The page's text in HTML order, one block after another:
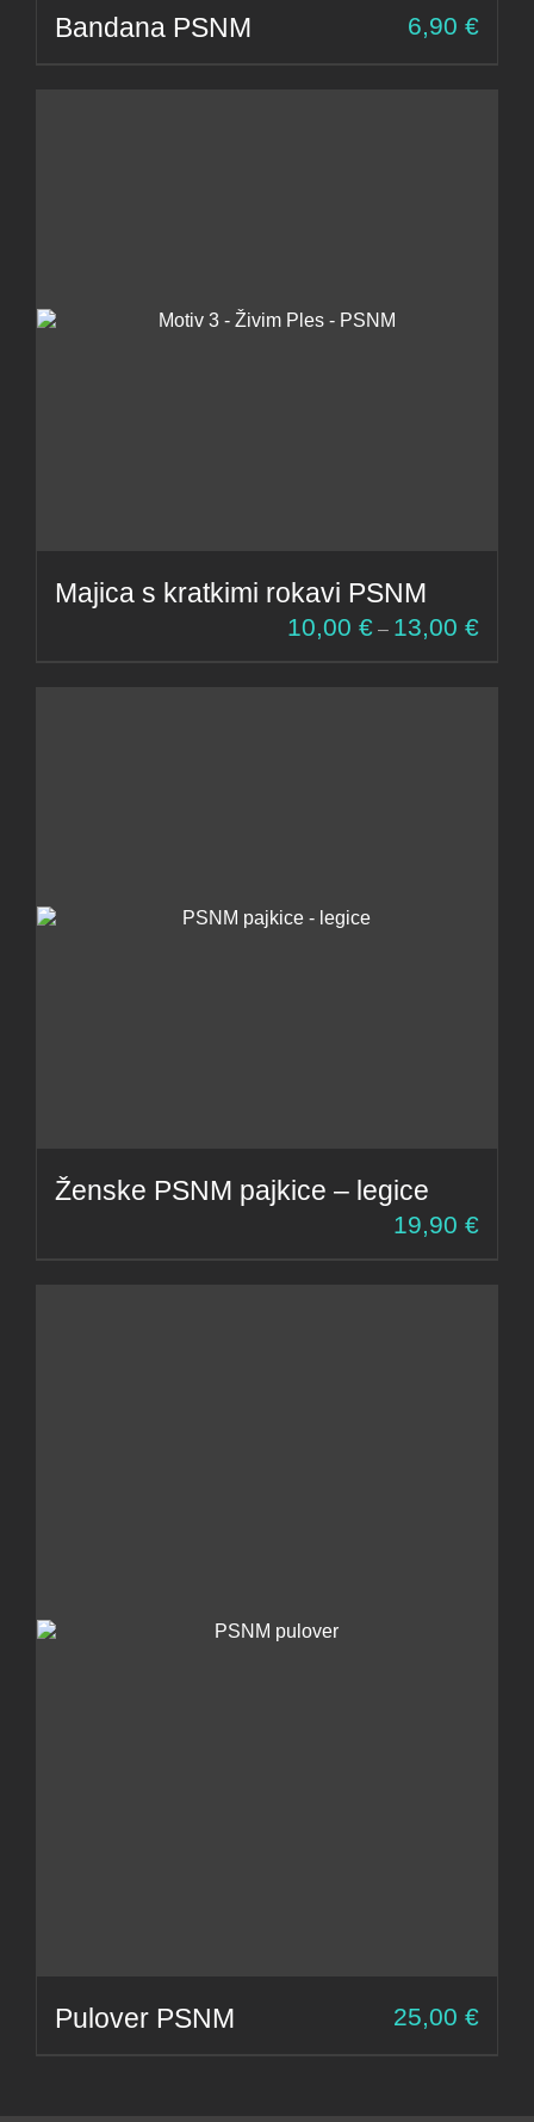
Bandana PSNM 6,90 €
Majica s kratkimi rokavi PSNM
10,00 € – 13,00 €
Ženske PSNM pajkice – legice
19,90 €
Pulover PSNM 25,00 €